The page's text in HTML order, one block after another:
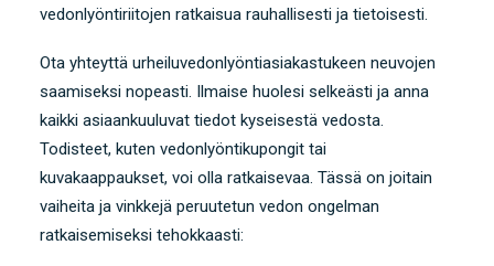
vedonlyöntiriitojen ratkaisua rauhallisesti ja tietoisesti.
Ota yhteyttä urheiluvedonlyöntiasiakastukeen neuvojen
saamiseksi nopeasti. Ilmaise huolesi selkeästi ja anna
kaikki asiaankuuluvat tiedot kyseisestä vedosta.
Todisteet, kuten vedonlyöntikupongit tai
kuvakaappaukset, voi olla ratkaisevaa. Tässä on joitain
vaiheita ja vinkkejä peruutetun vedon ongelman
ratkaisemiseksi tehokkaasti: